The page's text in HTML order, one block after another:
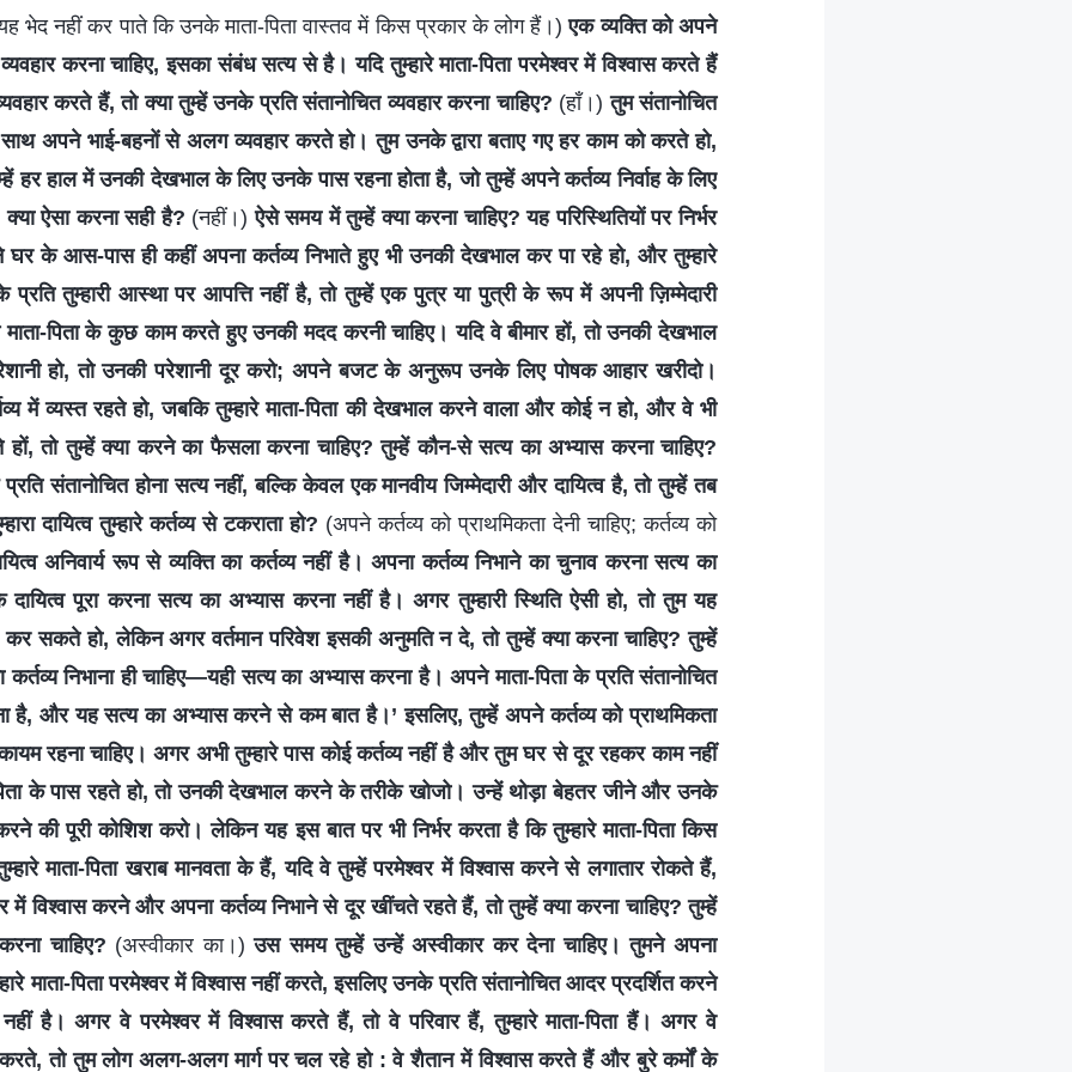
भेद नहीं कर पाते कि उनके माता-पिता वास्तव में किस प्रकार के लोग हैं।)एक व्यक्ति को अपने
करना चाहिए, इसका संबंध सत्य से है। यदि तुम्हारे माता-पिता परमेश्वर में विश्वास करते हैं
करते हैं, तो क्या तुम्हें उनके प्रति संतानोचित व्यवहार करना चाहिए? (हाँ।)तुम संतानोचित
अपने भाई-बहनों से अलग व्यवहार करते हो। तुम उनके द्वारा बताए गए हर काम को करते हो,
हर हाल में उनकी देखभाल के लिए उनके पास रहना होता है, जो तुम्हें अपने कर्तव्य निर्वाह के लिए
ऐसा करना सही है? (नहीं।)ऐसे समय में तुम्हें क्या करना चाहिए? यह परिस्थितियों पर निर्भर
के आस-पास ही कहीं अपना कर्तव्य निभाते हुए भी उनकी देखभाल कर पा रहे हो, और तुम्हारे
के प्रति तुम्हारी आस्था पर आपत्ति नहीं है, तो तुम्हें एक पुत्र या पुत्री के रूप में अपनी ज़िम्मेदारी
माता-पिता के कुछ काम करते हुए उनकी मदद करनी चाहिए। यदि वे बीमार हों, तो उनकी देखभाल
हो, तो उनकी परेशानी दूर करो; अपने बजट के अनुरूप उनके लिए पोषक आहार खरीदो।
में व्यस्त रहते हो, जबकि तुम्हारे माता-पिता की देखभाल करने वाला और कोई न हो, और वे भी
हों, तो तुम्हें क्या करने का फैसला करना चाहिए? तुम्हें कौन-से सत्य का अभ्यास करना चाहिए?
संतानोचित होना सत्य नहीं, बल्कि केवल एक मानवीय जिम्मेदारी और दायित्व है, तो तुम्हें तब
दायित्व तुम्हारे कर्तव्य से टकराता हो? (अपने कर्तव्य को प्राथमिकता देनी चाहिए; कर्तव्य को
अनिवार्य रूप से व्यक्ति का कर्तव्य नहीं है। अपना कर्तव्य निभाने का चुनाव करना सत्य का
पूरा करना सत्य का अभ्यास करना नहीं है। अगर तुम्हारी स्थिति ऐसी हो, तो तुम यह
कर सकते हो, लेकिन अगर वर्तमान परिवेश इसकी अनुमति न दे, तो तुम्हें क्या करना चाहिए? तुम्हें
कर्तव्य निभाना ही चाहिए—यही सत्य का अभ्यास करना है। अपने माता-पिता के प्रति संतानोचित
है, और यह सत्य का अभ्यास करने से कम बात है।’ इसलिए, तुम्हें अपने कर्तव्य को प्राथमिकता
रहना चाहिए। अगर अभी तुम्हारे पास कोई कर्तव्य नहीं है और तुम घर से दूर रहकर काम नहीं
के पास रहते हो, तो उनकी देखभाल करने के तरीके खोजो। उन्हें थोड़ा बेहतर जीने और उनके
की पूरी कोशिश करो। लेकिन यह इस बात पर भी निर्भर करता है कि तुम्हारे माता-पिता किस
माता-पिता खराब मानवता के हैं, यदि वे तुम्हें परमेश्वर में विश्वास करने से लगातार रोकते हैं,
विश्वास करने और अपना कर्तव्य निभाने से दूर खींचते रहते हैं, तो तुम्हें क्या करना चाहिए? तुम्हें
चाहिए? (अस्वीकार का।)उस समय तुम्हें उन्हें अस्वीकार कर देना चाहिए। तुमने अपना
माता-पिता परमेश्वर में विश्वास नहीं करते, इसलिए उनके प्रति संतानोचित आदर प्रदर्शित करने
नहीं है। अगर वे परमेश्वर में विश्वास करते हैं, तो वे परिवार हैं, तुम्हारे माता-पिता हैं। अगर वे
करते, तो तुम लोग अलग-अलग मार्ग पर चल रहे हो : वे शैतान में विश्वास करते हैं और बुरे कर्मों के